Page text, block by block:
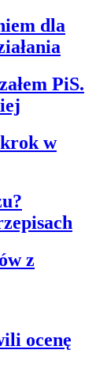
dla
PiS.
krok w
z
ocenę